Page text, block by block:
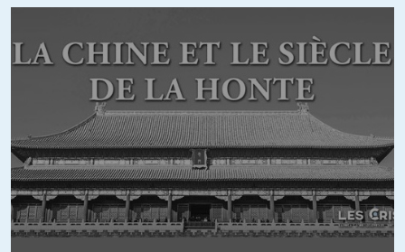
Terminator//13.04.2022 à 07h54
Mais pourquoi tous ces gens ne migrent-ils pas sur d’autres
plateformes, telles Odysee par exemple ?
+14 ALERTER